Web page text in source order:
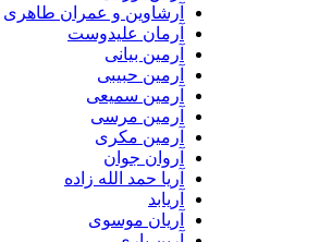
آرشاوین و عمران طاهری
آرمان علیدوست
آرمین بیانی
آرمین حبیبی
آرمین سمیعی
آرمین مرسی
آرمین مکری
آروان جوان
آریا حمد الله زاده
آریابد
آریان موسوی